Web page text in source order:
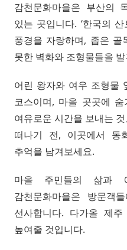
감천문화마을은 부산의
있는 곳입니다. ‘한국의
풍경을 자랑하며, 좁은
못한 벽화와 조형물들을
어린 왕자와 여우 조형물
코스이며, 마을 곳곳에
여유로운 시간을 보내는
떠나기 전, 이곳에서 동
추억을 남겨보세요.
마을 주민들의 삶과
감천문화마을은 방문객
선사합니다. 다가올 제
높여줄 것입니다.